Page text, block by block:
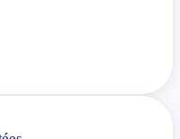
être de l’individu et j’ai
passion ma profession.
et durables dans